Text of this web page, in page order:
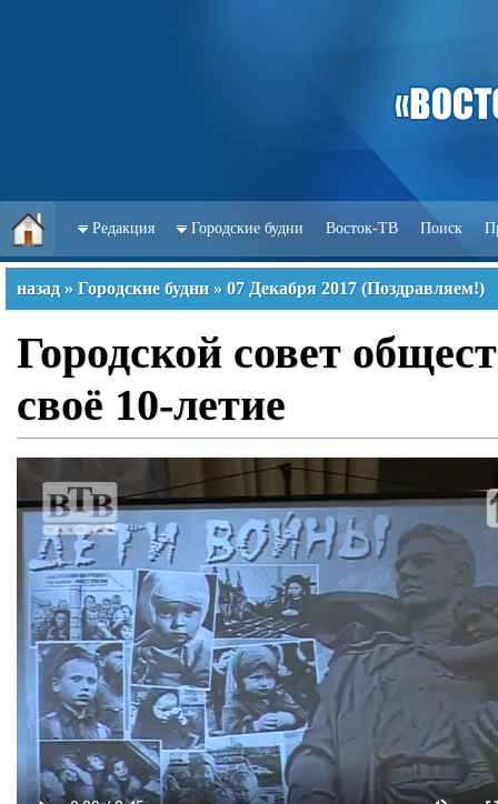
Редакция Городские будни Восток-ТВ Поиск
назад » Городские будни » 07 Декабря 2017 (Поздравляем!)
Городской совет
своё 10-летие